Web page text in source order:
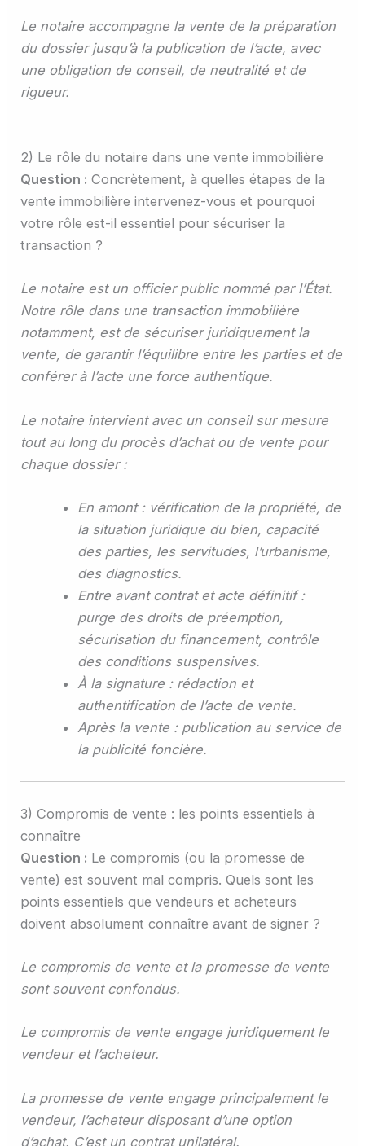
Le notaire accompagne la vente de la préparation
du dossier jusqu’à la publication de l’acte, avec
une obligation de conseil, de neutralité et de
rigueur.
2) Le rôle du notaire dans une vente immobilière
Question : Concrètement, à quelles étapes de la
vente immobilière intervenez-vous et pourquoi
votre rôle est-il essentiel pour sécuriser la
transaction ?
Le notaire est un officier public nommé par l’État.
Notre rôle dans une transaction immobilière
notamment, est de sécuriser juridiquement la
vente, de garantir l’équilibre entre les parties et de
conférer à l’acte une force authentique.
Le notaire intervient avec un conseil sur mesure
tout au long du procès d’achat ou de vente pour
chaque dossier :
En amont : vérification de la propriété, de
la situation juridique du bien, capacité
des parties, les servitudes, l’urbanisme,
des diagnostics.
Entre avant contrat et acte définitif :
purge des droits de préemption,
sécurisation du financement, contrôle
des conditions suspensives.
À la signature : rédaction et
authentification de l’acte de vente.
Après la vente : publication au service de
la publicité foncière.
3) Compromis de vente : les points essentiels à
connaître
Question : Le compromis (ou la promesse de
vente) est souvent mal compris. Quels sont les
points essentiels que vendeurs et acheteurs
doivent absolument connaître avant de signer ?
Le compromis de vente et la promesse de vente
sont souvent confondus.
Le compromis de vente engage juridiquement le
vendeur et l’acheteur.
La promesse de vente engage principalement le
vendeur, l’acheteur disposant d’une option
d’achat. C’est un contrat unilatéral.